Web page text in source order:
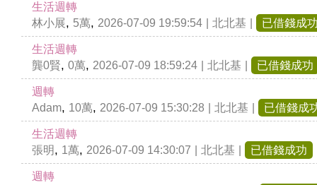
生活週轉
林小展, 5萬, 2026-07-09 19:59:54 北北基 已借錢成
生活週轉
龔0賢, 0萬, 2026-07-09 18:59:24 北北基 已借錢成功
週轉
Adam, 10萬, 2026-07-09 15:30:28 北北基 已借錢成
生活週轉
張明, 1萬, 2026-07-09 14:30:07 北北基 已借錢成功
週轉